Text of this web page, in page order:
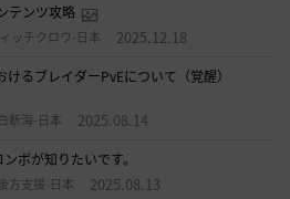
テンツ攻略
ッチクロウ-日本 2025.12.18
るブレイダーPvEについて（覚醒）
白斬海-日本 2025.08.14
ボが知りたいです。
方支援-日本 2025.08.13